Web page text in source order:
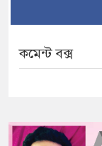
কমেন্ট বক্স